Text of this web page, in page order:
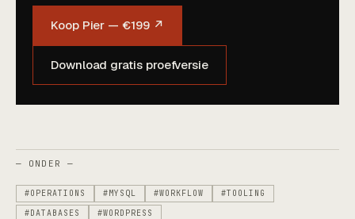
Koop Pier — €199 ↗
Download gratis proefversie
— ONDER —
#OPERATIONS #MYSQL #WORKFLOW
#TOOLING
#DATABASES
#WORDPRESS